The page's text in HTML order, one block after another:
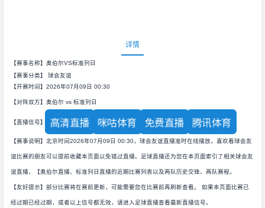
详情
【赛事名称】奥伯尔VS标准列日
【赛事分类】 球会友谊
【开赛时间】2026年07月09日 00:30
【对阵双方】奥伯尔 vs 标准列日
【直播信号】 高清直播 咪咕体育 免费直播 腾讯体育
【赛事说明】北京时间2026年07月09日 00:30，球会友谊直播准时在线播放，喜欢看球会友
谊比赛的朋友可以提前收藏本页面以免错过直播。足球直播还为您在本页面索引了相关球会友
谊直播、【奥伯尔直播、标准列日直播的近期比赛列表以及两队历史交锋、两队赛程。
【友好提示】部分比赛将在赛前更新，可能需要您在比赛前再刷新查看。 如果本页面比赛已
经过期已经过期，或者以上信号都无效，请进入足球直播查看最新直播信号。